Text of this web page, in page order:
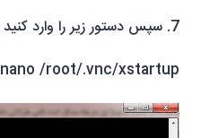
7. سپس دستور زیر را وارد کنید
nano /root/.vnc/xstartup